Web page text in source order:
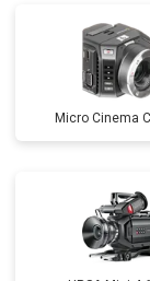
Micro Cinema